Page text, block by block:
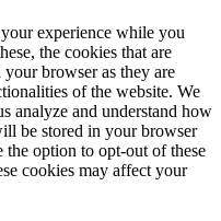
experience while you
the cookies that are
your browser as they are
of the website. We
analyze and understand how
be stored in your browser
option to opt-out of these
cookies may affect your